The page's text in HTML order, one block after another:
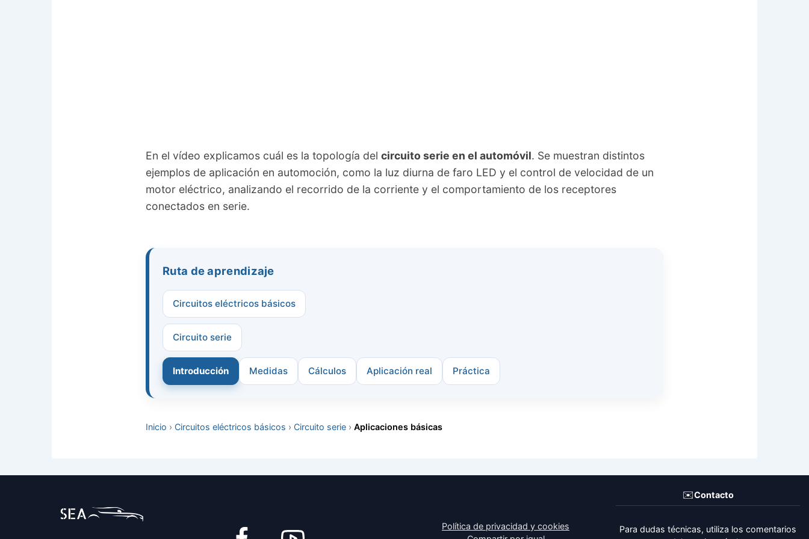
En el vídeo explicamos cuál es la topología del circuito serie en el automóvil. Se muestran distintos
ejemplos de aplicación en automoción, como la luz diurna de faro LED y el control de velocidad de un
motor eléctrico, analizando el recorrido de la corriente y el comportamiento de los receptores
conectados en serie.
Ruta de aprendizaje
Circuitos eléctricos básicos
Circuito serie
Introducción Medidas Cálculos Aplicación real Práctica
Inicio › Circuitos eléctricos básicos › Circuito serie › Aplicaciones básicas
Política de privacidad y cookies
✉️Contacto
Para dudas técnicas, utiliza los comentarios